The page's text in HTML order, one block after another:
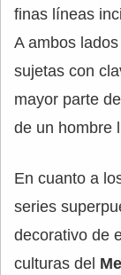
finas líneas
A ambos
sujetas con
mayor parte
de un hombre
En cuanto a
series
decorativo de
culturas del